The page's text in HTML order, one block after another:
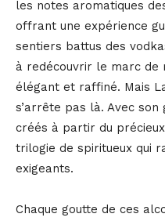
les notes aromatiques
offrant une expérience
sentiers battus des
à redécouvrir le marc de
élégant et raffiné. Mais
s’arrête pas là. Avec
créés à partir du
trilogie de spiritueux qui
exigeants.
Chaque goutte de ces